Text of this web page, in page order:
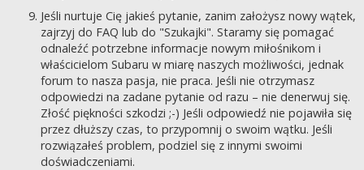
Jeśli nurtuje Cię jakieś pytanie, zanim założysz nowy wątek,
zajrzyj do FAQ lub do "Szukajki". Staramy się pomagać
odnaleźć potrzebne informacje nowym miłośnikom i
właścicielom Subaru w miarę naszych możliwości, jednak
forum to nasza pasja, nie praca. Jeśli nie otrzymasz
odpowiedzi na zadane pytanie od razu – nie denerwuj się.
Złość piękności szkodzi ;-) Jeśli odpowiedź nie pojawiła się
przez dłuższy czas, to przypomnij o swoim wątku. Jeśli
rozwiązałeś problem, podziel się z innymi swoimi
doświadczeniami.